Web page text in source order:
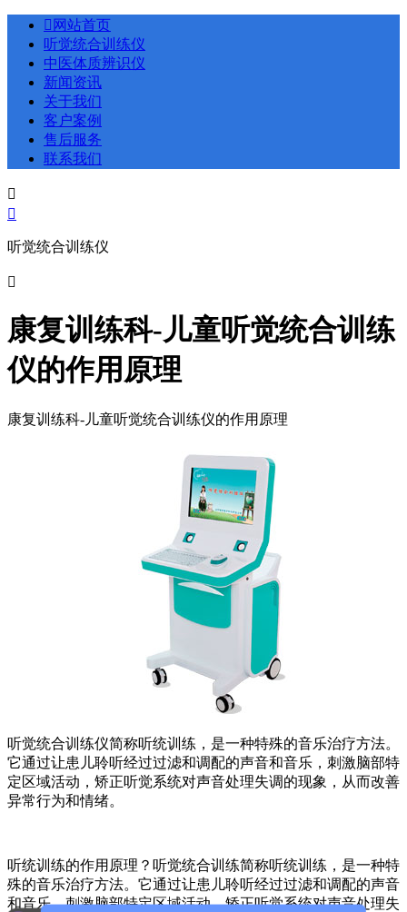
 网站首页
听觉统合训练仪
中医体质辨识仪
新闻资讯
关于我们
客户案例
售后服务
联系我们


听觉统合训练仪

康复训练科-儿童听觉统合训练
仪的作用原理
康复训练科-儿童听觉统合训练仪的作用原理
听觉统合训练仪简称听统训练，是一种特殊的音乐治疗方法。
它通过让患儿聆听经过过滤和调配的声音和音乐，刺激脑部特
定区域活动，矫正听觉系统对声音处理失调的现象，从而改善
异常行为和情绪。
听统训练的作用原理？听觉统合训练简称听统训练，是一种特
殊的音乐治疗方法。它通过让患儿聆听经过过滤和调配的声音
和音乐，刺激脑部特定区域活动，矫正听觉系统对声音处理失